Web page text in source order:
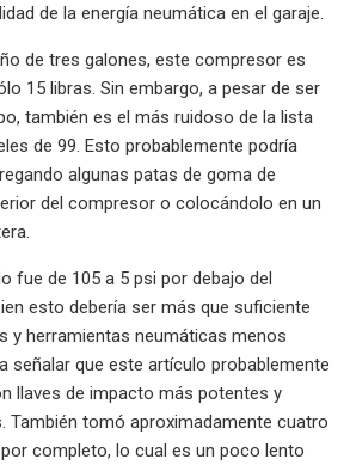
de la energía neumática en el garaje.
de tres galones, este compresor es
15 libras. Sin embargo, a pesar de ser
también es el más ruidoso de la lista
de 99. Esto probablemente podría
algunas patas de goma de
del compresor o colocándolo en un
fue de 105 a 5 psi por debajo del
esto debería ser más que suficiente
y herramientas neumáticas menos
señalar que este artículo probablemente
llaves de impacto más potentes y
También tomó aproximadamente cuatro
completo, lo cual es un poco lento